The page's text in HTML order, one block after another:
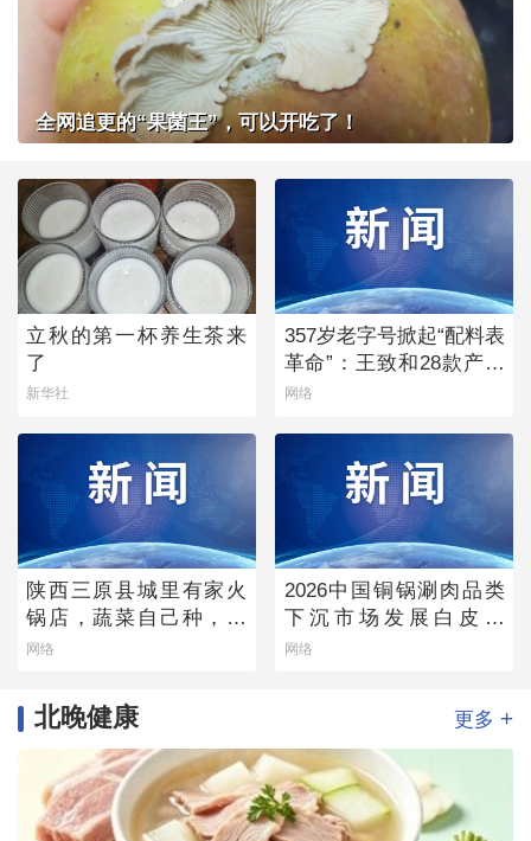
全网追更的“果菌王”，可以开吃了！
立秋的第一杯养生茶来
了
新华社
357岁老字号掀起“配料表
革命”：王致和28款产品
获清洁标签0级评价
网络
陕西三原县城里有家火
锅店，蔬菜自己种，羊
肉从盐池拉，毛肚当天
网络
2026中国铜锅涮肉品类
下沉市场发展白皮书
——老北京味道的县域
网络
北晚健康 更多 +